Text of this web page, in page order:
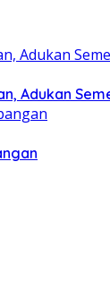
Adukan